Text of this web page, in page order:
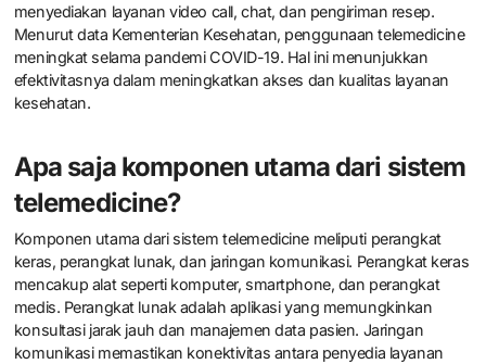
menyediakan layanan video call, chat, dan pengiriman resep.
Menurut data Kementerian Kesehatan, penggunaan telemedicine
meningkat selama pandemi COVID-19. Hal ini menunjukkan
efektivitasnya dalam meningkatkan akses dan kualitas layanan
kesehatan.
Apa saja komponen utama dari sistem
telemedicine?
Komponen utama dari sistem telemedicine meliputi perangkat
keras, perangkat lunak, dan jaringan komunikasi. Perangkat keras
mencakup alat seperti komputer, smartphone, dan perangkat
medis. Perangkat lunak adalah aplikasi yang memungkinkan
konsultasi jarak jauh dan manajemen data pasien. Jaringan
komunikasi memastikan konektivitas antara penyedia layanan